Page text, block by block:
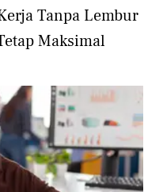
Tanpa Lembur
Maksimal